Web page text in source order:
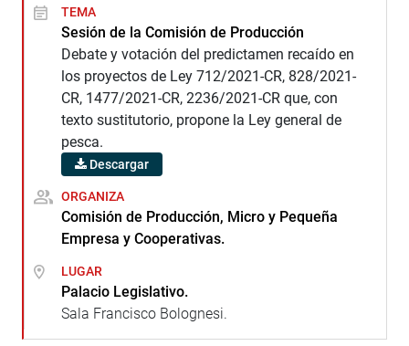
TEMA
Sesión de la Comisión de Producción
Debate y votación del predictamen recaído en
los proyectos de Ley 712/2021-CR, 828/2021-
CR, 1477/2021-CR, 2236/2021-CR que, con
texto sustitutorio, propone la Ley general de
pesca.
Descargar
ORGANIZA
Comisión de Producción, Micro y Pequeña
Empresa y Cooperativas.
LUGAR
Palacio Legislativo.
Sala Francisco Bolognesi.